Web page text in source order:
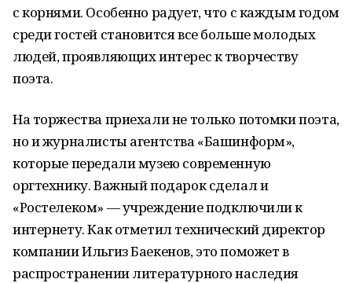
с корнями. Особенно радует, что с каждым годом
среди гостей становится все больше молодых
людей, проявляющих интерес к творчеству
поэта.
На торжества приехали не только потомки поэта,
но и журналисты агентства «Башинформ»,
которые передали музею современную
оргтехнику. Важный подарок сделал и
«Ростелеком» — учреждение подключили к
интернету. Как отметил технический директор
компании Ильгиз Баекенов, это поможет в
распространении литературного наследия